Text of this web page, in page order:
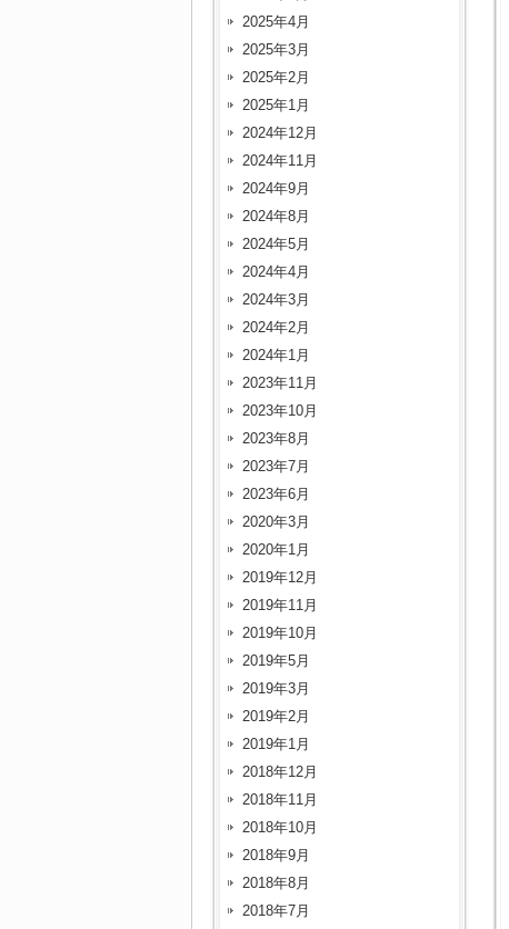
2025年4月
2025年3月
2025年2月
2025年1月
2024年12月
2024年11月
2024年9月
2024年8月
2024年5月
2024年4月
2024年3月
2024年2月
2024年1月
2023年11月
2023年10月
2023年8月
2023年7月
2023年6月
2020年3月
2020年1月
2019年12月
2019年11月
2019年10月
2019年5月
2019年3月
2019年2月
2019年1月
2018年12月
2018年11月
2018年10月
2018年9月
2018年8月
2018年7月